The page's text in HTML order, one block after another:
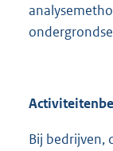
Bij bedrijven,